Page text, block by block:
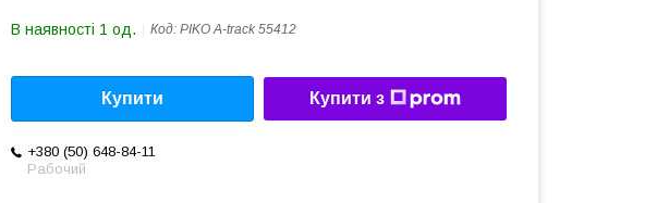
В наявності 1 од. Код: PIKO A-track 55412
Купити Купити з
+380 (50) 648-84-11
Рабочий